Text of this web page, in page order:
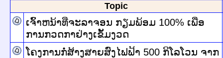
Topic
ເຈົ້າຫນ້າທີ່ຈະລາຈອນ ກຽມພ້ອມ 100% ເພື່ອ
ການກວດກາຢ່າງເຂັ້ມງວດ
ໂຄງການກໍ່ສ້າງສາຍສົ່ງໄຟຟ້າ 500 ກິໂລໂວນ ຈາກ